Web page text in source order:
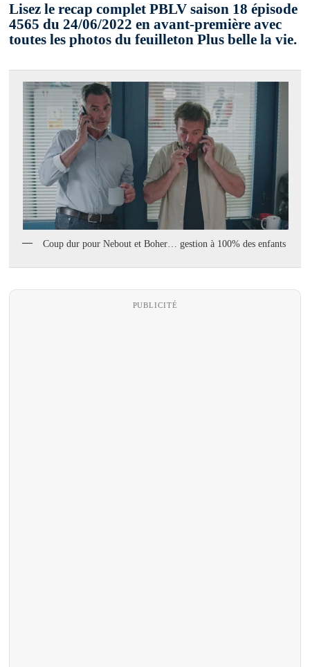
Lisez le recap complet PBLV saison 18 épisode
4565 du 24/06/2022 en avant-première avec
toutes les photos du feuilleton Plus belle la vie.
Coup dur pour Nebout et Boher… gestion à 100% des enfants
PUBLICITÉ